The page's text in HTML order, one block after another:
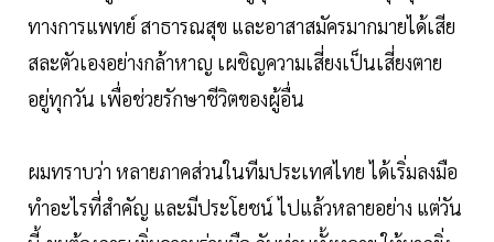
ทางการแพทย์ สาธารณสุข และอาสาสมัครมากมายได้เสีย
สละตัวเองอย่างกล้าหาญ เผชิญความเสี่ยงเป็นเสี่ยงตาย
อยู่ทุกวัน เพื่อช่วยรักษาชีวิตของผู้อื่น
ผมทราบว่า หลายภาคส่วนในทีมประเทศไทย ได้เริ่มลงมือ
ทำอะไรที่สำคัญ และมีประโยชน์ ไปแล้วหลายอย่าง แต่วัน